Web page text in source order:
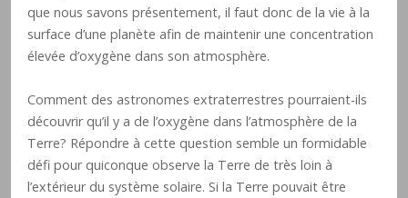
que nous savons présentement, il faut donc de la vie à la
surface d’une planète afin de maintenir une concentration
élevée d’oxygène dans son atmosphère.
Comment des astronomes extraterrestres pourraient-ils
découvrir qu’il y a de l’oxygène dans l’atmosphère de la
Terre? Répondre à cette question semble un formidable
défi pour quiconque observe la Terre de très loin à
l’extérieur du système solaire. Si la Terre pouvait être